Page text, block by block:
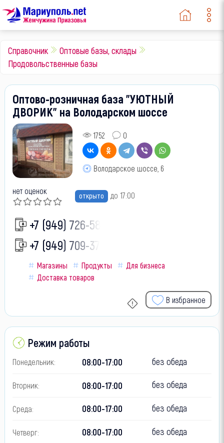
Справочник
Оптовые базы, склады
Продовольственные базы
Оптово-розничная база "УЮТНЫЙ
ДВОРИК" на Володарском шоссе
1752 0
Володарское шоссе, 6
нет оценок открыто до 17:00
+7 (949) 726-58-
+7 (949) 709-37-
Магазины Продукты
Для бизнеса
Доставка товаров
В избранное
Режим работы
Понедельник: 08:00-17:00 без обеда
Вторник: 08:00-17:00 без обеда
Среда: 08:00-17:00 без обеда
Четверг: 08:00-17:00 без обеда